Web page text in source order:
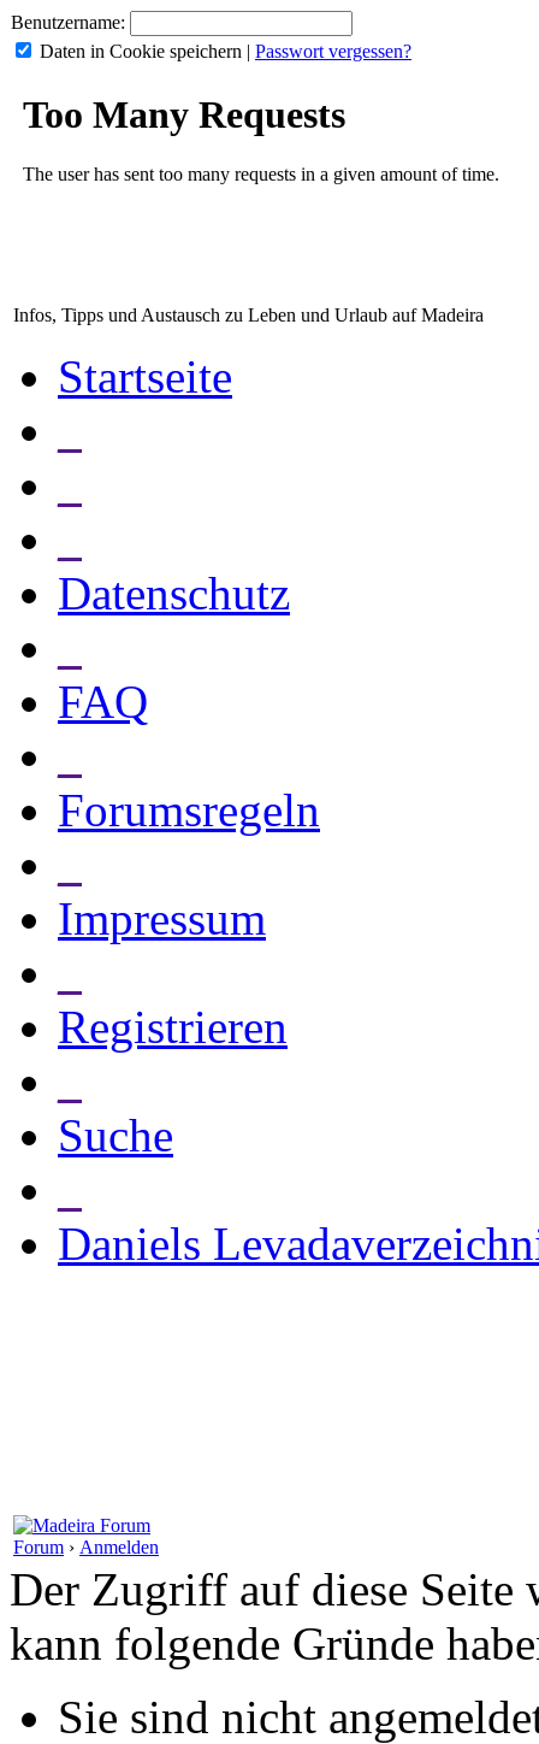
Benutzername:
Daten in Cookie speichern | Passwort vergessen?
Infos, Tipps und Austausch zu Leben und Urlaub auf Madeira
Startseite
Datenschutz
FAQ
Forumsregeln
Impressum
Registrieren
Suche
Daniels
Forum › Anmelden
Der Zugriff auf diese Seite
kann folgende Gründe
Sie sind nicht